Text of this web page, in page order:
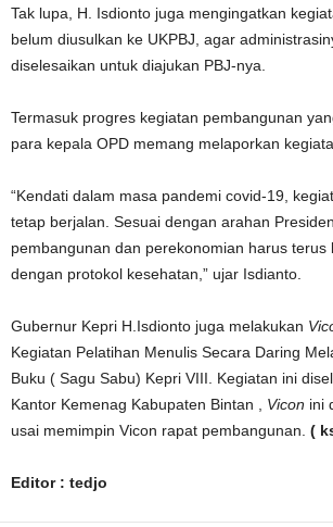
Tak lupa, H. Isdionto juga mengingatkan
belum diusulkan ke UKPBJ, agar
diselesaikan untuk diajukan PBJ-nya.
Termasuk progres kegiatan pembangunan
para kepala OPD memang melaporkan
“Kendati dalam masa pandemi covid-19,
tetap berjalan. Sesuai dengan arahan
pembangunan dan perekonomian harus terus
dengan protokol kesehatan,” ujar Isdianto.
Gubernur Kepri H.Isdionto juga melakukan
Kegiatan Pelatihan Menulis Secara Daring
Buku ( Sagu Sabu) Kepri VIII. Kegiatan ini
Kantor Kemenag Kabupaten Bintan , Vicon ini
usai memimpin Vicon rapat pembangunan. (
Editor : tedjo